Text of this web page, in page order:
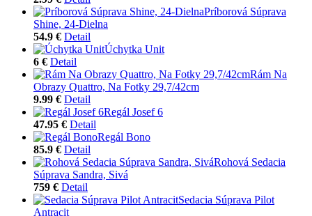
Príborová Súprava
Shine, 24-Dielna
54.9 € Detail
Úchytka Unit
6 € Detail
Rám Na
Obrazy Quattro, Na Fotky 29,7/42cm
9.99 € Detail
Regál Josef 6
47.95 € Detail
Regál Bono
85.9 € Detail
Rohová Sedacia
Súprava Sandra, Sivá
759 € Detail
Sedacia Súprava Pilot
Antracit